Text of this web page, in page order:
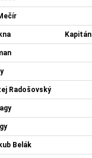
Kapitán
Radošovský
Belák